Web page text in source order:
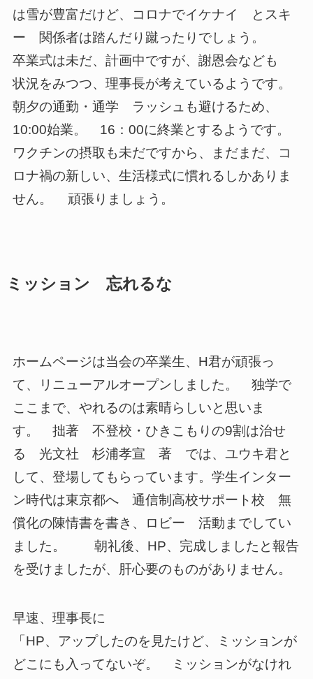
は雪が豊富だけど、コロナでイケナイ とスキ
ー 関係者は踏んだり蹴ったりでしょう。
卒業式は未だ、計画中ですが、謝恩会なども
状況をみつつ、理事長が考えているようです。
朝夕の通勤・通学 ラッシュも避けるため、
10:00始業。 16：00に終業とするようです。
ワクチンの摂取も未だですから、まだまだ、コ
ロナ禍の新しい、生活様式に慣れるしかありま
せん。 頑張りましょう。
ミッション 忘れるな
ホームページは当会の卒業生、H君が頑張っ
て、リニューアルオープンしました。 独学で
ここまで、やれるのは素晴らしいと思いま
す。 拙著 不登校・ひきこもりの9割は治せ
る 光文社 杉浦孝宣 著 では、ユウキ君と
して、登場してもらっています。学生インター
ン時代は東京都へ 通信制高校サポート校 無
償化の陳情書を書き、ロビー 活動までしてい
ました。 朝礼後、HP、完成しましたと報告
を受けましたが、肝心要のものがありません。
早速、理事長に
「HP、アップしたのを見たけど、ミッションが
どこにも入ってないぞ。 ミッションがなけれ